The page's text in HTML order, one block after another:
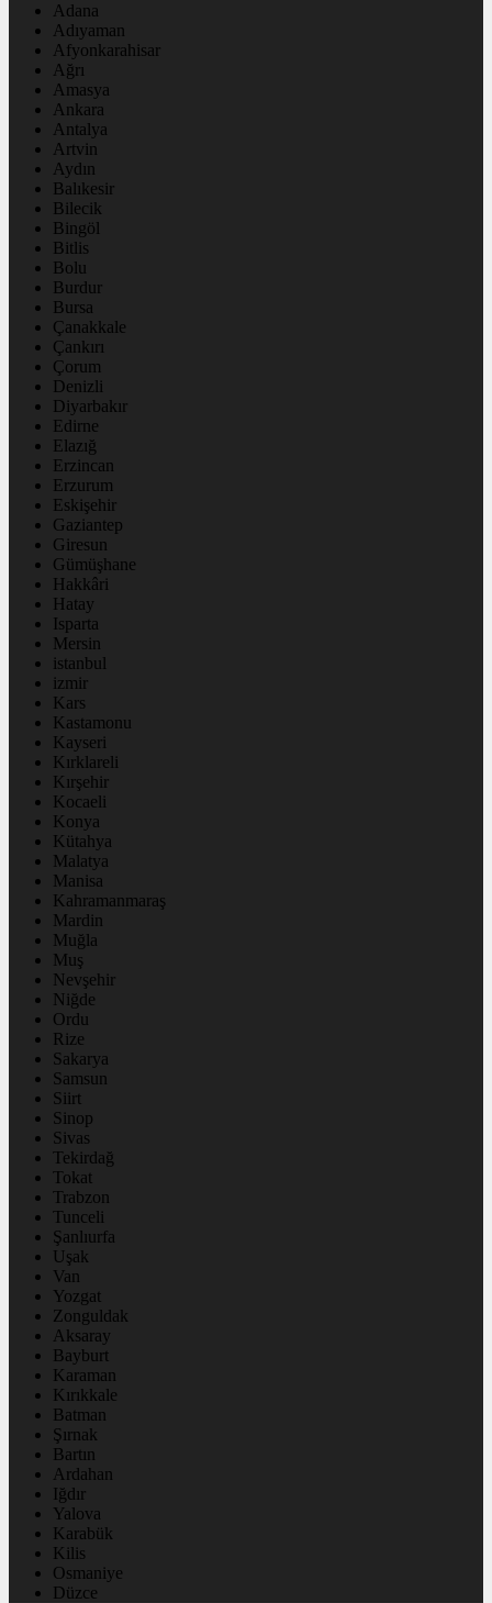
Adana
Adıyaman
Afyonkarahisar
Ağrı
Amasya
Ankara
Antalya
Artvin
Aydın
Balıkesir
Bilecik
Bingöl
Bitlis
Bolu
Burdur
Bursa
Çanakkale
Çankırı
Çorum
Denizli
Diyarbakır
Edirne
Elazığ
Erzincan
Erzurum
Eskişehir
Gaziantep
Giresun
Gümüşhane
Hakkâri
Hatay
Isparta
Mersin
istanbul
izmir
Kars
Kastamonu
Kayseri
Kırklareli
Kırşehir
Kocaeli
Konya
Kütahya
Malatya
Manisa
Kahramanmaraş
Mardin
Muğla
Muş
Nevşehir
Niğde
Ordu
Rize
Sakarya
Samsun
Siirt
Sinop
Sivas
Tekirdağ
Tokat
Trabzon
Tunceli
Şanlıurfa
Uşak
Van
Yozgat
Zonguldak
Aksaray
Bayburt
Karaman
Kırıkkale
Batman
Şırnak
Bartın
Ardahan
Iğdır
Yalova
Karabük
Kilis
Osmaniye
Düzce